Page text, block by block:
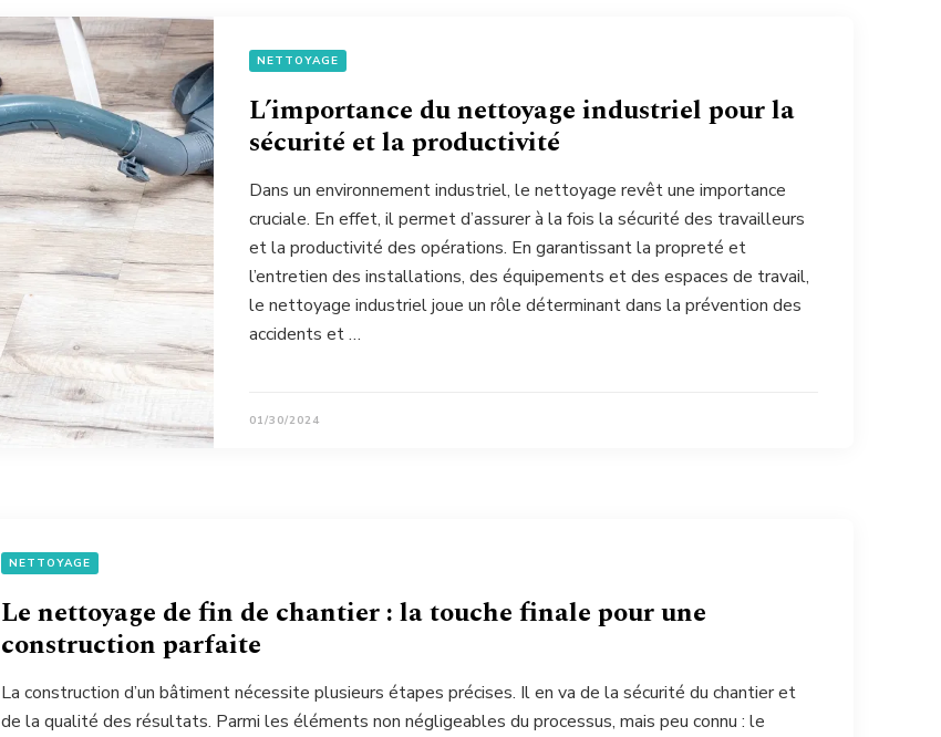
NETTOYAGE
L’importance du nettoyage industriel pour la
sécurité et la productivité
Dans un environnement industriel, le nettoyage revêt une importance
cruciale. En effet, il permet d’assurer à la fois la sécurité des travailleurs
et la productivité des opérations. En garantissant la propreté et
l’entretien des installations, des équipements et des espaces de travail,
le nettoyage industriel joue un rôle déterminant dans la prévention des
accidents et …
01/30/2024
NETTOYAGE
Le nettoyage de fin de chantier : la touche finale pour une
construction parfaite
La construction d’un bâtiment nécessite plusieurs étapes précises. Il en va de la sécurité du chantier et
de la qualité des résultats. Parmi les éléments non négligeables du processus, mais peu connu : le